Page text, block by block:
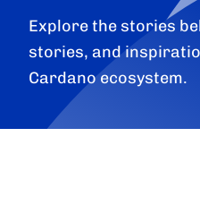
Explore the stories
stories, and
Cardano ecosystem.